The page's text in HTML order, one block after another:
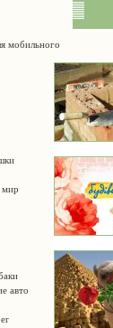
мобильного
мир
авто